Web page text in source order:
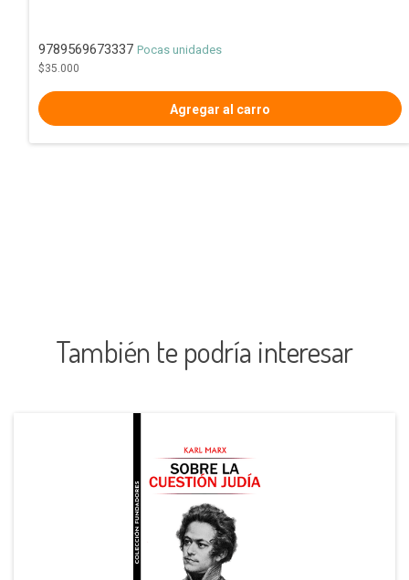
9789569673337 Pocas unidades
$35.000
También te podría interesar